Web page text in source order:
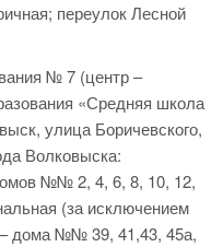
переулок Лесной
№ 7 (центр –
«Средняя школа
улица Боричевского,
Волковыска:
№№ 2, 4, 6, 8, 10, 12,
(за исключением
дома №№ 39, 41,43, 45а,